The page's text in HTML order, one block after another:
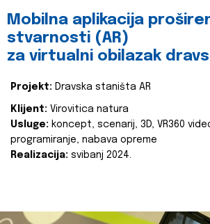
Mobilna aplikacija
stvarnosti (AR)
za virtualni obilazak
Projekt: Dravska staništa AR
Klijent: Virovitica natura
Usluge: koncept, scenarij, 3D, VR360
programiranje, nabava opreme
Realizacija: svibanj 2024.